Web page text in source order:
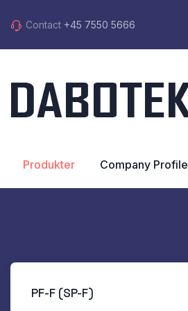
Contact +45 7550 5666
Produkter Company Profile
PF-F (SP-F)